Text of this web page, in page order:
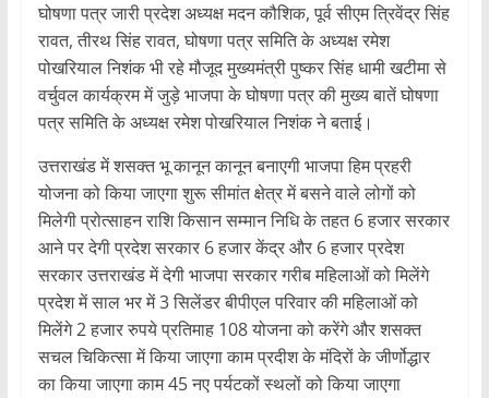
घोषणा पत्र जारी प्रदेश अध्यक्ष मदन कौशिक, पूर्व सीएम त्रिवेंद्र सिंह
रावत, तीरथ सिंह रावत, घोषणा पत्र समिति के अध्यक्ष रमेश
पोखरियाल निशंक भी रहे मौजूद मुख्यमंत्री पुष्कर सिंह धामी खटीमा से
वर्चुवल कार्यक्रम में जुड़े भाजपा के घोषणा पत्र की मुख्य बातें घोषणा
पत्र समिति के अध्यक्ष रमेश पोखरियाल निशंक ने बताई।
उत्तराखंड में शसक्त भू कानून कानून बनाएगी भाजपा हिम प्रहरी
योजना को किया जाएगा शुरू सीमांत क्षेत्र में बसने वाले लोगों को
मिलेगी प्रोत्साहन राशि किसान सम्मान निधि के तहत 6 हजार सरकार
आने पर देगी प्रदेश सरकार 6 हजार केंद्र और 6 हजार प्रदेश
सरकार उत्तराखंड में देगी भाजपा सरकार गरीब महिलाओं को मिलेंगे
प्रदेश में साल भर में 3 सिलेंडर बीपीएल परिवार की महिलाओं को
मिलेंगे 2 हजार रुपये प्रतिमाह 108 योजना को करेंगे और शसक्त
सचल चिकित्सा में किया जाएगा काम प्रदीश के मंदिरों के जीर्णोद्धार
का किया जाएगा काम 45 नए पर्यटकों स्थलों को किया जाएगा